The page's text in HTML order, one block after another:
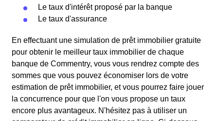
Le taux d'intérêt proposé par la banque
Le taux d'assurance
En effectuant une simulation de prêt immobilier gratuite
pour obtenir le meilleur taux immobilier de chaque
banque de Commentry, vous vous rendrez compte des
sommes que vous pouvez économiser lors de votre
estimation de prêt immobilier, et vous pourrez faire jouer
la concurrence pour que l'on vous propose un taux
encore plus avantageux. N'hésitez pas à utiliser un